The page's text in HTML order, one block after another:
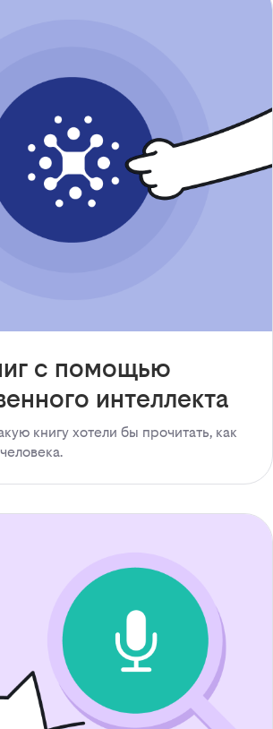
с помощью
интеллекта
книгу хотели бы прочитать, как